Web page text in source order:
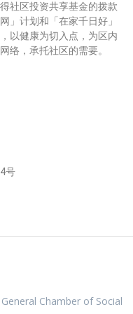
社区投资共享基金的拨款
」计划和「在家千日好」
以健康为切入点，为区内
络，承托社区的需要。
号
Chamber of Social